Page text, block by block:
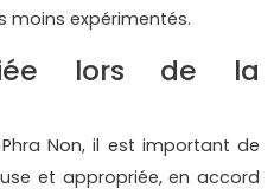
moins expérimentés.
lors de la
Non, il est important de
et appropriée, en accord